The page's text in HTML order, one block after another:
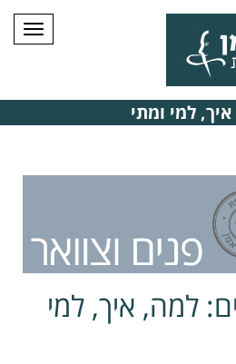
למי ומתי
למה, איך, למי